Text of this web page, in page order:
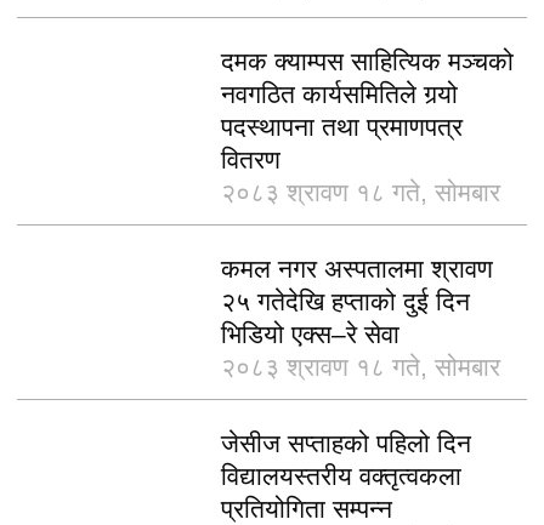
दमक क्याम्पस साहित्यिक मञ्चको
नवगठित कार्यसमितिले गर्‍यो
पदस्थापना तथा प्रमाणपत्र
वितरण
२०८३ श्रावण १८ गते, सोमबार
कमल नगर अस्पतालमा श्रावण
२५ गतेदेखि हप्ताको दुई दिन
भिडियो एक्स–रे सेवा
२०८३ श्रावण १८ गते, सोमबार
जेसीज सप्ताहको पहिलो दिन
विद्यालयस्तरीय वक्तृत्वकला
प्रतियोगिता सम्पन्न